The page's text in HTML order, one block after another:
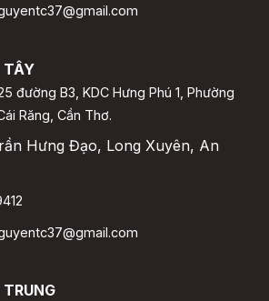
TÂY
đường B3, KDC Hưng Phú 1, Phường
Răng, Cần Thơ.
Hưng Đạo, Long Xuyên, An